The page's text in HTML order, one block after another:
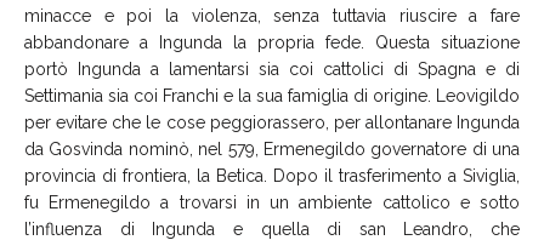
minacce e poi la violenza, senza tuttavia riuscire a fare
abbandonare a Ingunda la propria fede. Questa situazione
portò Ingunda a lamentarsi sia coi cattolici di Spagna e di
Settimania sia coi Franchi e la sua famiglia di origine. Leovigildo
per evitare che le cose peggiorassero, per allontanare Ingunda
da Gosvinda nominò, nel 579, Ermenegildo governatore di una
provincia di frontiera, la Betica. Dopo il trasferimento a Siviglia,
fu Ermenegildo a trovarsi in un ambiente cattolico e sotto
l’influenza di Ingunda e quella di san Leandro, che